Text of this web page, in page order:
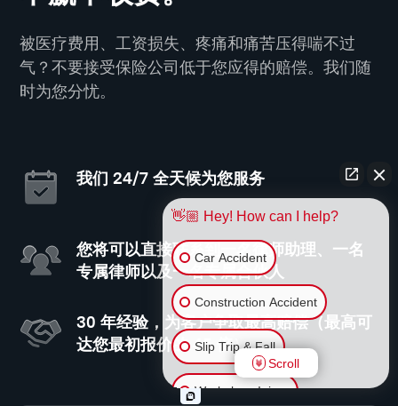
被医疗费用、工资损失、疼痛和痛苦压得喘不过
气？不要接受保险公司低于您应得的赔偿。我们随
时为您分忧。
我们 24/7 全天候为您服务
您将可以直接联系到一名律师助理、一名
专属律师以及一名专属合伙人
30 年经验，为客户争取最高赔偿（最高可
达您最初报价的 45 倍）
👋🏼 Hey! How can I help?
Car Accident
Construction Accident
Slip Trip & Fall
Workplace Injury
Scroll